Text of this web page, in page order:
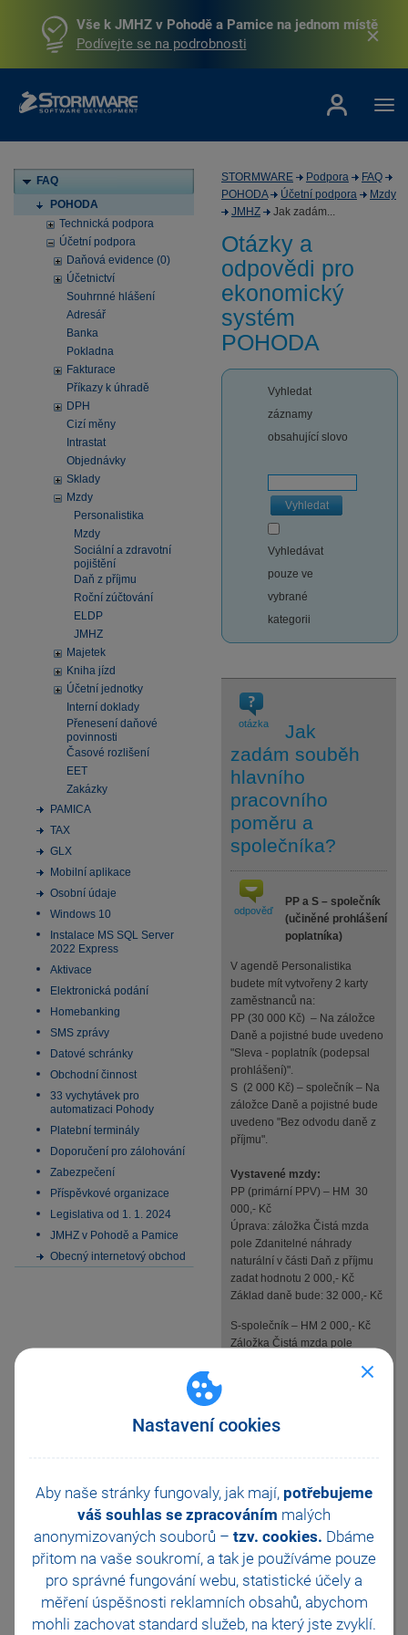
Nastavení cookies
Aby naše stránky fungovaly, jak mají, potřebujeme
váš souhlas se zpracováním malých
anonymizovaných souborů – tzv. cookies. Dbáme
přitom na vaše soukromí, a tak je používáme pouze
pro správné fungování webu, statistické účely a
měření úspěšnosti reklamních obsahů, abychom
mohli zachovat standard služeb, na který jste zvyklí.
Vše k JMHZ v Pohodě a Pamice na jednom místě
Podívejte se na podrobnosti
FAQ
POHODA
Technická podpora
Účetní podpora
Daňová evidence (0)
Účetnictví
Souhrnné hlášení
Adresář
Banka
Pokladna
Fakturace
Příkazy k úhradě
DPH
Cizí měny
Intrastat
Objednávky
Sklady
Mzdy
Personalistika
Mzdy
Sociální a zdravotní
pojištění
Daň z příjmu
Roční zúčtování
ELDP
JMHZ
Majetek
Kniha jízd
Účetní jednotky
Interní doklady
Přenesení daňové
povinnosti
Časové rozlišení
EET
Zakázky
PAMICA
TAX
GLX
Mobilní aplikace
Osobní údaje
Windows 10
Instalace MS SQL Server
2022 Express
Aktivace
Elektronická podání
Homebanking
SMS zprávy
Datové schránky
Obchodní činnost
33 vychytávek pro
automatizaci Pohody
Platební terminály
Doporučení pro zálohování
Zabezpečení
Příspěvkové organizace
Legislativa od 1. 1. 2024
JMHZ v Pohodě a Pamice
Obecný internetový obchod
STORMWARE Podpora
FAQ
POHODA
Účetní podpora
Mzdy
JMHZ
Jak zadám...
Otázky a
odpovědi pro
ekonomický
systém
POHODA
Vyhledat
záznamy
obsahující slovo
Vyhledat
Vyhledávat
pouze ve
vybrané
kategorii
otázka
Jak
zadám souběh
hlavního
pracovního
poměru a
společníka?
odpověď
PP a S – společník
(učiněné prohlášení
poplatníka)
V agendě Personalistika
budete mít vytvořeny 2 karty
zaměstnanců na:
PP (30 000 Kč) – Na záložce
Daně a pojistné bude uvedeno
"Sleva - poplatník (podepsal
prohlášení)".
S (2 000 Kč) – společník – Na
záložce Daně a pojistné bude
uvedeno "Bez odvodu daně z
příjmu".
Vystavené mzdy:
PP (primární PPV) – HM 30
000,- Kč
Úprava: záložka Čistá mzda
pole Zdanitelné náhrady
naturální v části Daň z příjmu
zadat hodnotu 2 000,- Kč
Základ daně bude: 32 000,- Kč
S-společník – HM 2 000,- Kč
Záložka Čistá mzda pole
příjmu bude uvedená hodnota
Úprava atributů část Souhrnná
data:
10286 Zúčtovaný příjem
celkem je uvedená hodnota 34
000,- Kč – upravit na hodnotu
32 000,- Kč
10297 Základ pro výpočet
zálohy na daň je uvedená
hodnota 34 000,- Kč – upravit